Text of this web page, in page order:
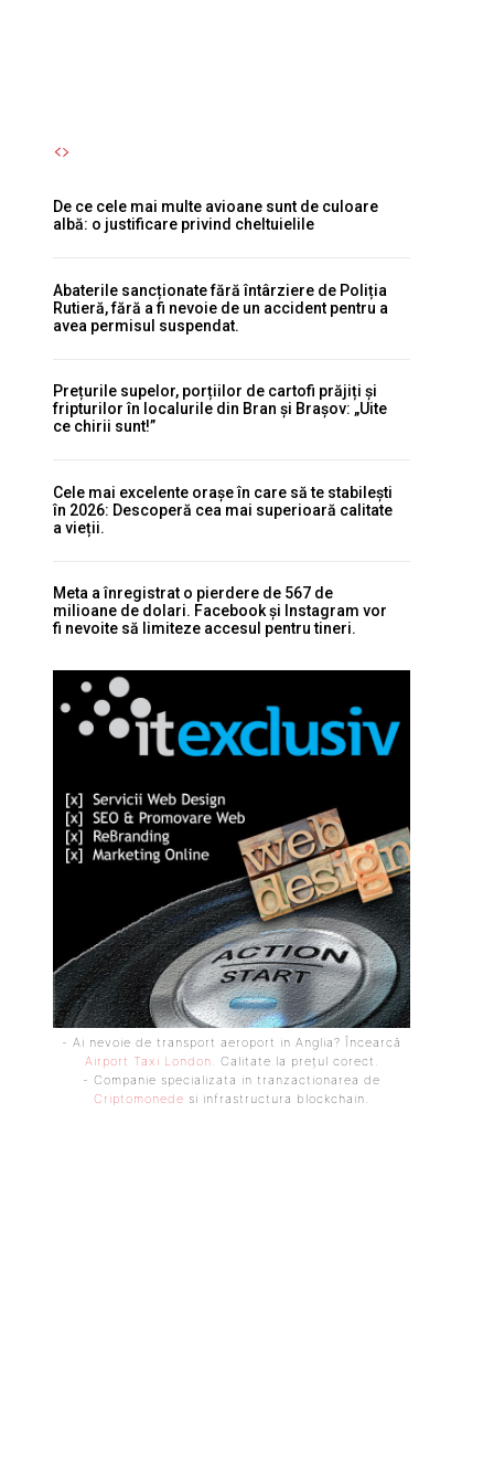
De ce cele mai multe avioane sunt de culoare
albă: o justificare privind cheltuielile
Abaterile sancționate fără întârziere de Poliția
Rutieră, fără a fi nevoie de un accident pentru a
avea permisul suspendat.
Prețurile supelor, porțiilor de cartofi prăjiți și
fripturilor în localurile din Bran și Brașov: „Uite
ce chirii sunt!”
Cele mai excelente orașe în care să te stabilești
în 2026: Descoperă cea mai superioară calitate
a vieții.
Meta a înregistrat o pierdere de 567 de
milioane de dolari. Facebook și Instagram vor
fi nevoite să limiteze accesul pentru tineri.
- Ai nevoie de transport aeroport in Anglia? Încearcă
Airport Taxi London. Calitate la prețul corect.
- Companie specializata in tranzactionarea de
Criptomonede si infrastructura blockchain.